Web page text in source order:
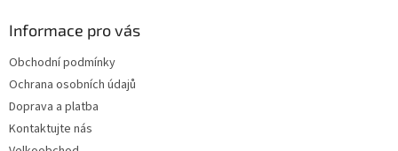
Informace pro vás
Obchodní podmínky
Ochrana osobních údajů
Doprava a platba
Kontaktujte nás